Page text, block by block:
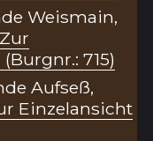
Weismain,
Zur
715)
Aufseß,
Einzelansicht